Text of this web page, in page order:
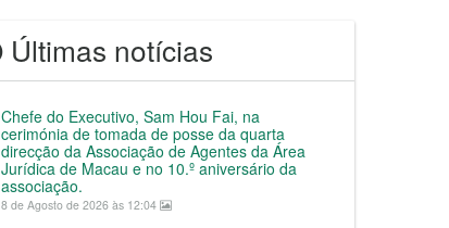
Últimas notícias
Chefe do Executivo, Sam Hou Fai, na
cerimónia de tomada de posse da quarta
direcção da Associação de Agentes da Área
Jurídica de Macau e no 10.º aniversário da
associação.
8 de Agosto de 2026 às 12:04